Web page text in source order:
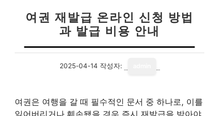
여권 재발급 온라인 신청 방법
과 발급 비용 안내
2025-04-14 작성자:
여권은 여행을 갈 때 필수적인 문서 중 하나로, 이를
잃어버리거나 훼손됐을 경우 즉시 재발급을 받아야